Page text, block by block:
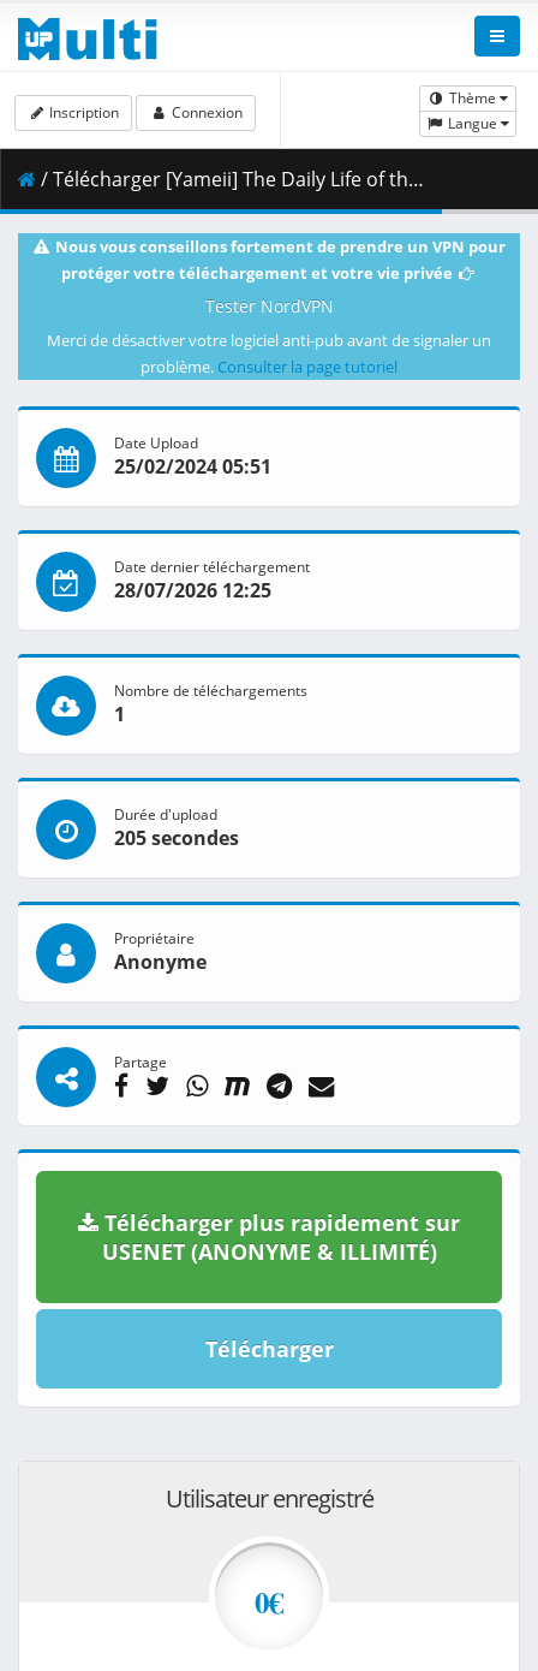
Thème
Langue
Inscription Connexion
/ Télécharger [Yameii] The Daily Life of the Immortal King - S04E04 [English Dub] [CR WEB-DL 720p] [BDDC0AE4].mkv.001 ( 272.80 MB )
Nous vous conseillons fortement de prendre un VPN pour
protéger votre téléchargement et votre vie privée
Tester NordVPN
Merci de désactiver votre logiciel anti-pub avant de signaler un
problème. Consulter la page tutoriel
Date Upload
25/02/2024 05:51
Date dernier téléchargement
28/07/2026 12:25
Nombre de téléchargements
1
Durée d'upload
205 secondes
Propriétaire
Anonyme
Partage
Télécharger plus rapidement sur
USENET (ANONYME & ILLIMITÉ)
Télécharger
Utilisateur enregistré
0€